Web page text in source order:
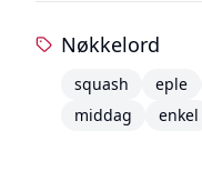
Nøkkelord
squash eple
middag
enkel